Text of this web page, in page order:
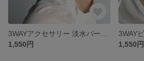
1,550円
1,550円